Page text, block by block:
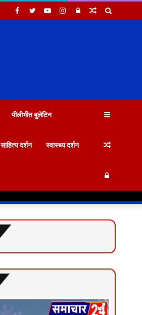
Random
Log
Instagram
YouTube
Twitter
Facebook
पीलीभीत बुलेटिन
साहित्य दर्शन स्वास्थ्य दर्शन
Sidebar
Random
Log
In